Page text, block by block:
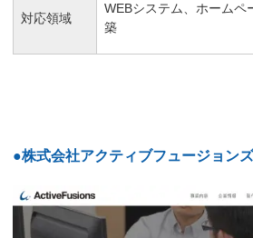
対応領域
WEBシステム、ホームペ
築
●株式会社アクティブフュージョンズ